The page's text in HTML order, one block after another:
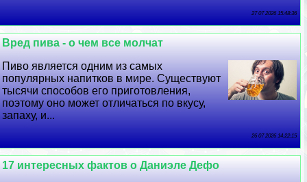
27 07 2026 15:48:36
Вред пива - о чем все молчат
Пиво является одним из самых
популярных напитков в мире. Существуют
тысячи способов его приготовления,
поэтому оно может отличаться по вкусу,
запаху, и...
26 07 2026 14:22:15
17 интересных фактов о Даниэле Дефо